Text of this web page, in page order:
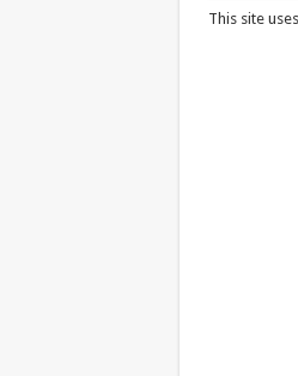
This site